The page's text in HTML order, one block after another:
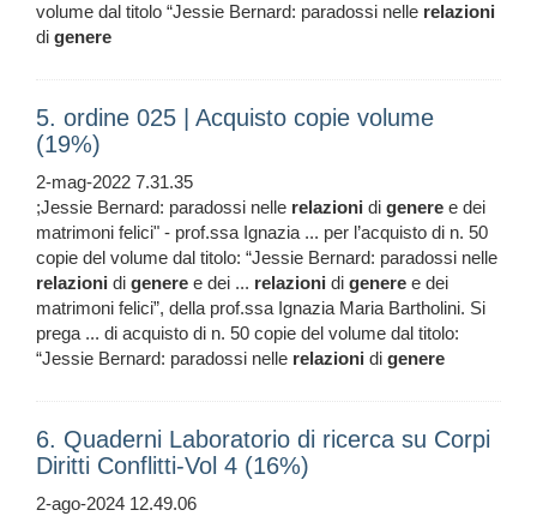
volume dal titolo “Jessie Bernard: paradossi nelle relazioni
di genere
5. ordine 025 | Acquisto copie volume
(19%)
2-mag-2022 7.31.35
;Jessie Bernard: paradossi nelle relazioni di genere e dei
matrimoni felici" - prof.ssa Ignazia ... per l’acquisto di n. 50
copie del volume dal titolo: “Jessie Bernard: paradossi nelle
relazioni di genere e dei ... relazioni di genere e dei
matrimoni felici”, della prof.ssa Ignazia Maria Bartholini. Si
prega ... di acquisto di n. 50 copie del volume dal titolo:
“Jessie Bernard: paradossi nelle relazioni di genere
6. Quaderni Laboratorio di ricerca su Corpi
Diritti Conflitti-Vol 4 (16%)
2-ago-2024 12.49.06